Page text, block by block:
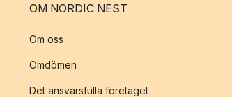
OM NORDIC NEST
Om oss
Omdömen
Det ansvarsfulla företaget